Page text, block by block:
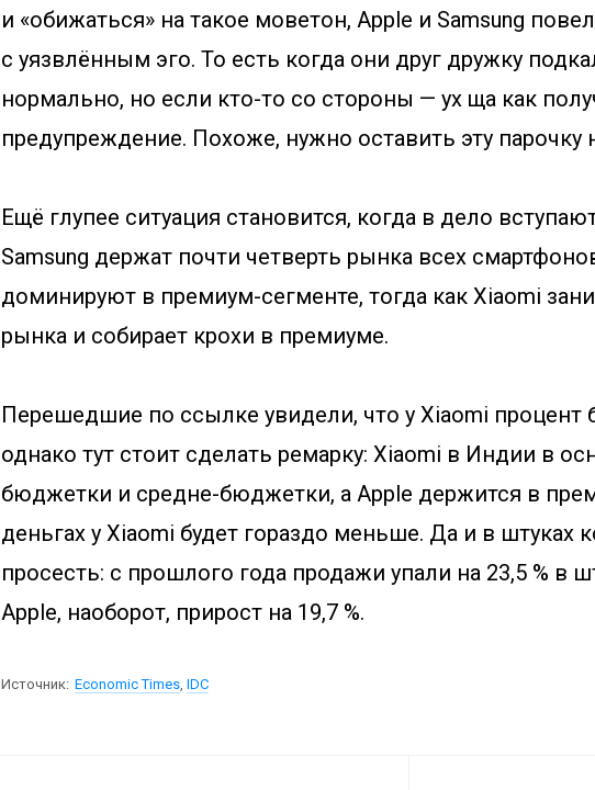
и «обижаться» на такое моветон, Apple и Samsung
с уязвлённым эго. То есть когда они друг дружку
нормально, но если кто-то со стороны — ух ща как
предупреждение. Похоже, нужно оставить эту парочку
Ещё глупее ситуация становится, когда в дело
Samsung держат почти четверть рынка всех
доминируют в премиум-сегменте, тогда как Xiaomi
рынка и собирает крохи в премиуме.
Перешедшие по ссылке увидели, что у Xiaomi процент
однако тут стоит сделать ремарку: Xiaomi в Индии в
бюджетки и средне-бюджетки, а Apple держится в
деньгах у Xiaomi будет гораздо меньше. Да и в штуках
просесть: с прошлого года продажи упали на 23,5 % в
Apple, наоборот, прирост на 19,7 %.
Источник: Economic Times, IDC